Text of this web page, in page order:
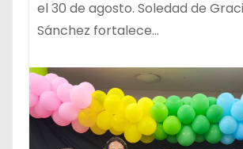
el 30 de agosto. Soledad de
Sánchez fortalece…